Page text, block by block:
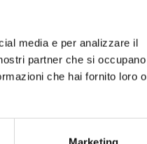
media e per analizzare il
partner che si occupano
che hai fornito loro o